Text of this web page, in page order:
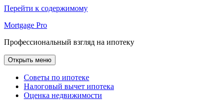
Перейти к содержимому
Mortgage Pro
Профессиональный взгляд на ипотеку
Открыть меню
Советы по ипотеке
Налоговый вычет ипотека
Оценка недвижимости